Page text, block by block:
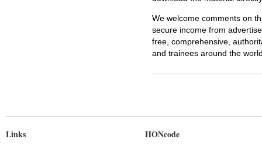
We welcome comments on
secure income from
free, comprehensive,
and trainees around the
Links HONcode